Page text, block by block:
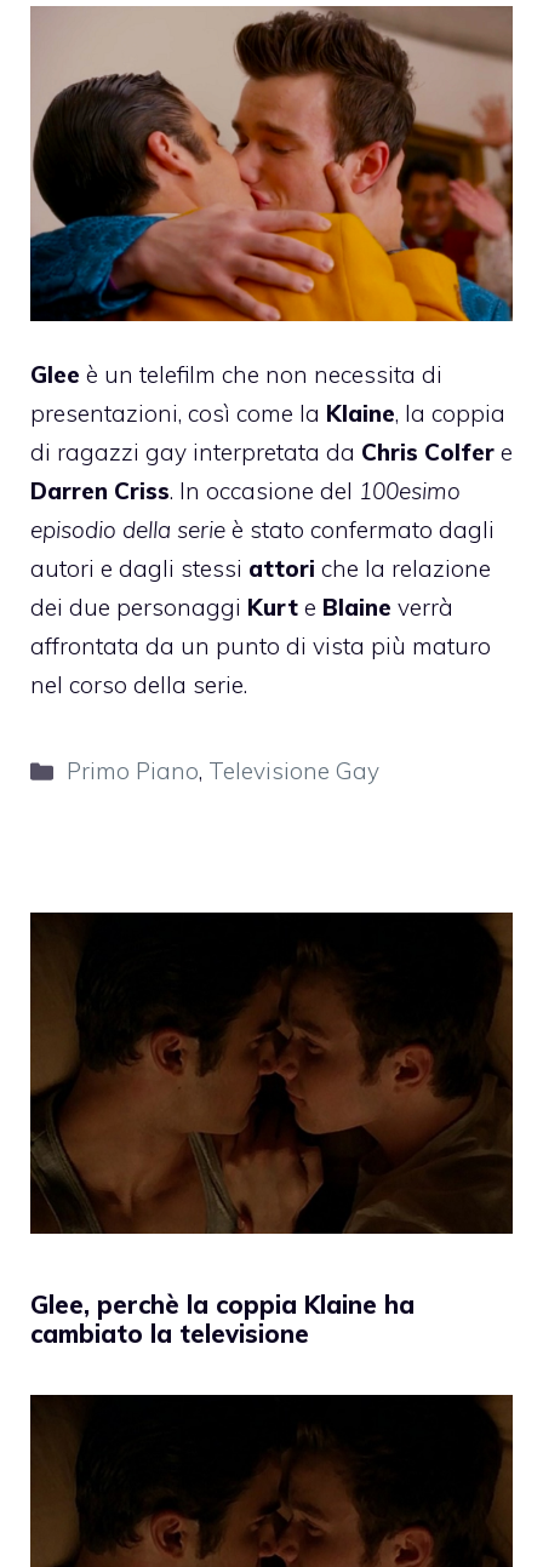
Glee è un telefilm che non necessita di
presentazioni, così come la Klaine, la coppia
di ragazzi gay interpretata da Chris Colfer e
Darren Criss. In occasione del 100esimo
episodio della serie è stato confermato dagli
autori e dagli stessi attori che la relazione
dei due personaggi Kurt e Blaine verrà
affrontata da un punto di vista più maturo
nel corso della serie.
Categorie
Primo Piano, Televisione Gay
Glee, perchè la coppia Klaine ha
cambiato la televisione